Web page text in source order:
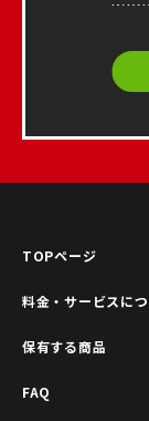
TOPページ
料金・サービスに
保有する商品
FAQ